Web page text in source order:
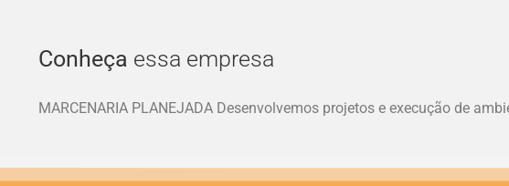
Conheça essa empresa
MARCENARIA PLANEJADA Desenvolvemos projetos e execução de